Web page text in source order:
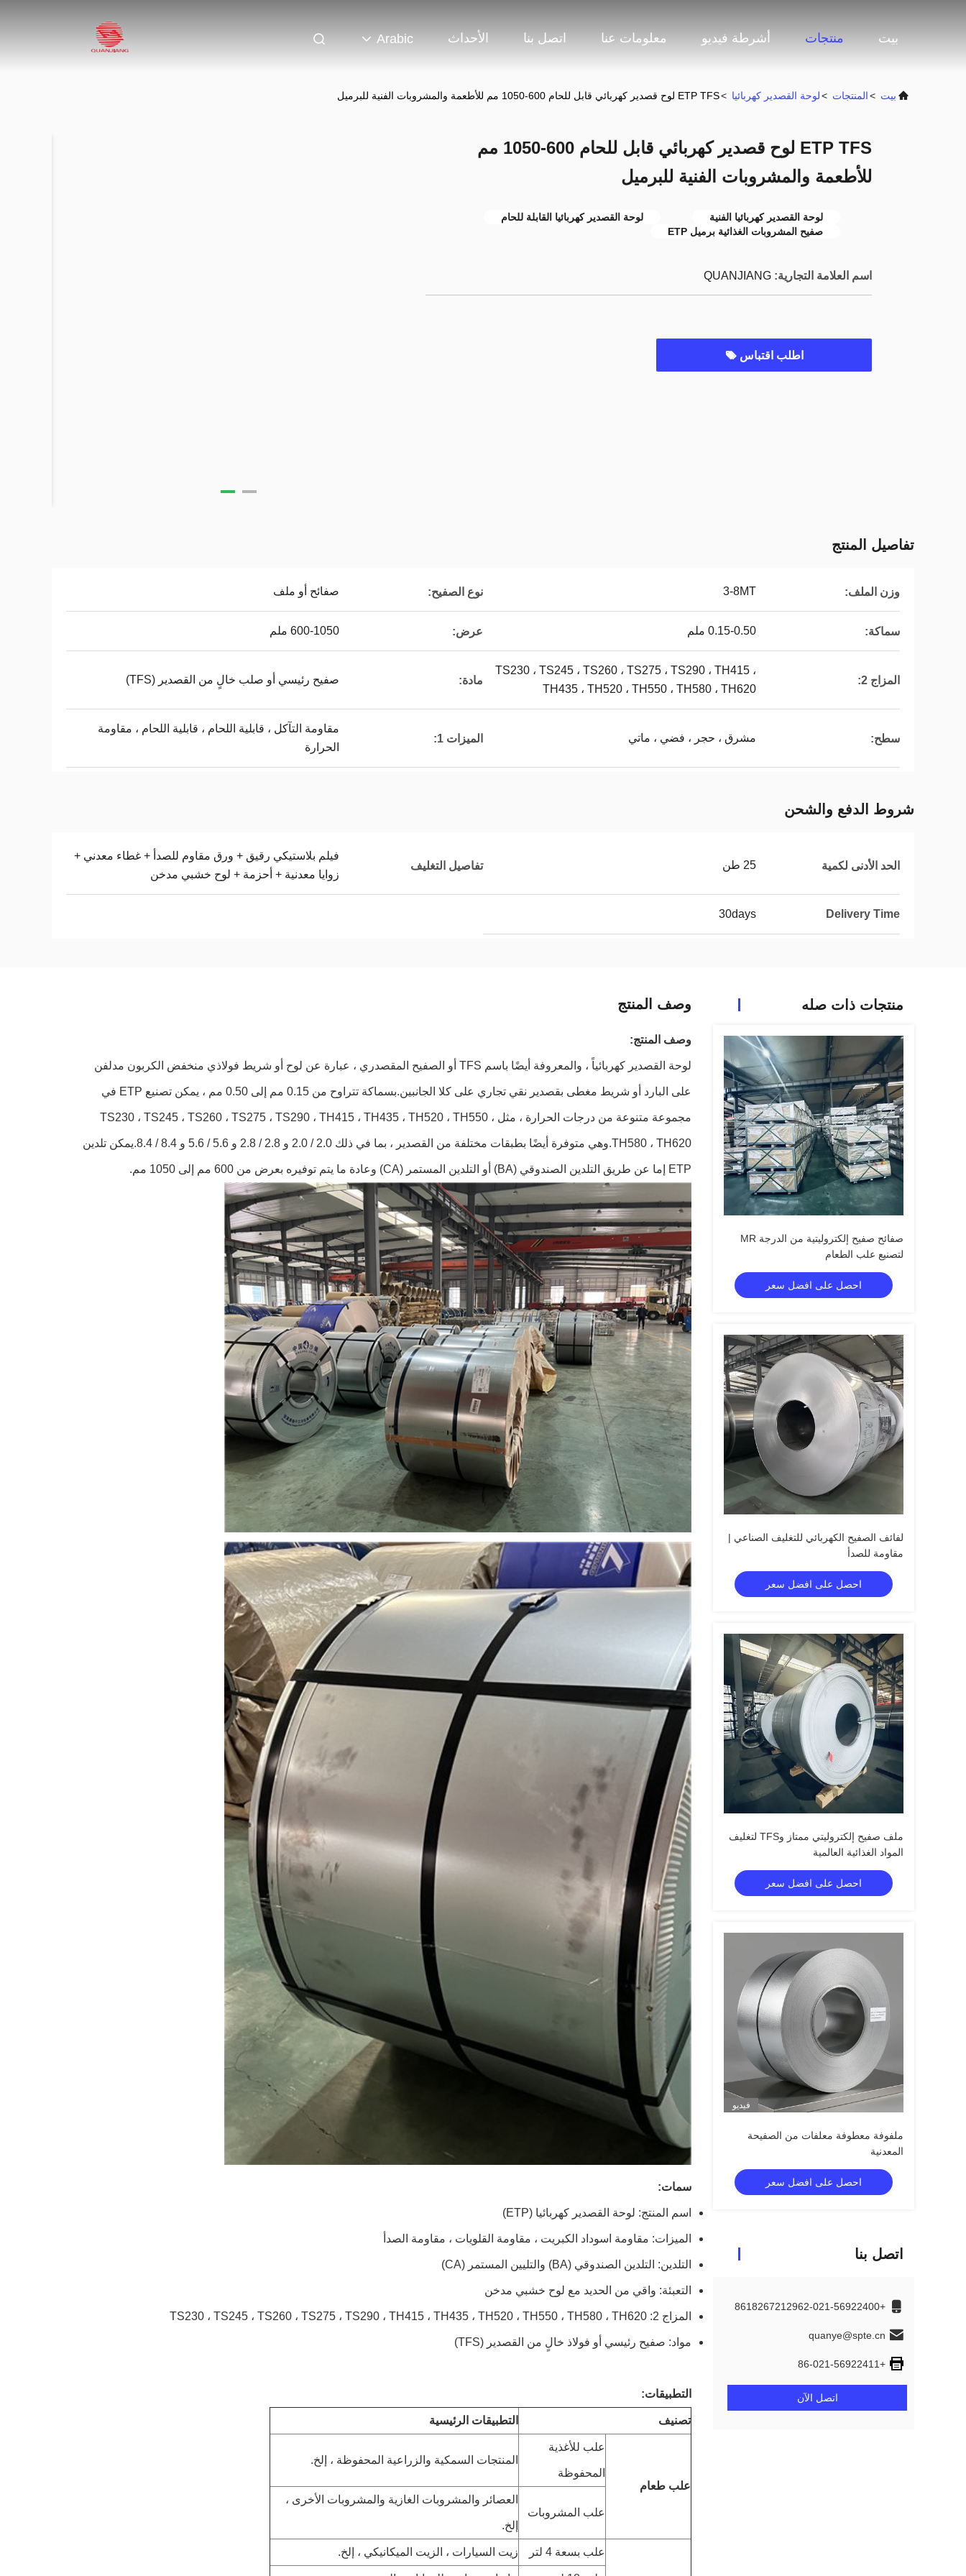
بيت منتجات أشرطة فيديو معلومات عنا اتصل بنا الأحداث Arabic
بيت >المنتجات >لوحة القصدير كهربائيا >ETP TFS لوح قصدير كهربائي قابل للحام 600-1050 مم للأطعمة والمشروبات الفنية للبرميل
ETP TFS لوح قصدير كهربائي قابل للحام 600-1050 مم
للأطعمة والمشروبات الفنية للبرميل
لوحة القصدير كهربائيا الفنية
لوحة القصدير كهربائيا القابلة للحام
صفيح المشروبات الغذائية برميل ETP
اسم العلامة التجارية: QUANJIANG
اطلب اقتباس
تفاصيل المنتج
وزن الملف: 3-8MT نوع الصفيح: صفائح أو ملف
سماكة: 0.15-0.50 ملم عرض: 600-1050 ملم
المزاج 2:
TS230 ، TS245 ، TS260 ، TS275 ، TS290 ، TH415 ،
TH435 ، TH520 ، TH550 ، TH580 ، TH620
مادة: صفيح رئيسي أو صلب خالٍ من القصدير (TFS)
سطح: مشرق ، حجر ، فضي ، ماتي الميزات 1:
مقاومة التآكل ، قابلية اللحام ، قابلية اللحام ، مقاومة
الحرارة
شروط الدفع والشحن
الحد الأدنى لكمية 25 طن تفاصيل التغليف
فيلم بلاستيكي رقيق + ورق مقاوم للصدأ + غطاء معدني +
زوايا معدنية + أحزمة + لوح خشبي مدخن
Delivery Time
30days
منتجات ذات صله
صفائح صفيح إلكتروليتية من الدرجة MR
لتصنيع علب الطعام
احصل على افضل سعر
لفائف الصفيح الكهربائي للتغليف الصناعي |
مقاومة للصدأ
احصل على افضل سعر
ملف صفيح إلكتروليتي ممتاز وTFS لتغليف
المواد الغذائية العالمية
احصل على افضل سعر
فيديو
ملفوفة معطوفة معلفات من الصفيحة
المعدنية
احصل على افضل سعر
اتصل بنا
+8618267212962-021-56922400
quanye@spte.cn
+86-021-56922411
اتصل الآن
وصف المنتج
وصف المنتج:
لوحة القصدير كهربائياً ، والمعروفة أيضًا باسم TFS أو الصفيح المقصدري ، عبارة عن لوح أو شريط فولاذي منخفض الكربون مدلفن
على البارد أو شريط مغطى بقصدير نقي تجاري على كلا الجانبين.بسماكة تتراوح من 0.15 مم إلى 0.50 مم ، يمكن تصنيع ETP في
مجموعة متنوعة من درجات الحرارة ، مثل TS230 ، TS245 ، TS260 ، TS275 ، TS290 ، TH415 ، TH435 ، TH520 ، TH550 ،
TH580 ، TH620.وهي متوفرة أيضًا بطبقات مختلفة من القصدير ، بما في ذلك 2.0 / 2.0 و 2.8 / 2.8 و 5.6 / 5.6 و 8.4 / 8.4.يمكن تلدين
ETP إما عن طريق التلدين الصندوقي (BA) أو التلدين المستمر (CA) وعادة ما يتم توفيره بعرض من 600 مم إلى 1050 مم.
سمات:
اسم المنتج: لوحة القصدير كهربائيا (ETP)
الميزات: مقاومة اسوداد الكبريت ، مقاومة القلويات ، مقاومة الصدأ
التلدين: التلدين الصندوقي (BA) والتليين المستمر (CA)
التعبئة: واقي من الحديد مع لوح خشبي مدخن
المزاج 2: TS230 ، TS245 ، TS260 ، TS275 ، TS290 ، TH415 ، TH435 ، TH520 ، TH550 ، TH580 ، TH620
مواد: صفيح رئيسي أو فولاذ خالٍ من القصدير (TFS)
التطبيقات:
تصنيف التطبيقات الرئيسية
علب طعام
علب للأغذية
المحفوظة
المنتجات السمكية والزراعية المحفوظة ، إلخ.
علب المشروبات
العصائر والمشروبات الغازية والمشروبات الأخرى ،
إلخ.
علب بسعة 4 لتر زيت السيارات ، الزيت الميكانيكي ، إلخ.